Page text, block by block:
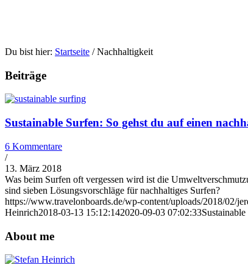
Du bist hier: Startseite / Nachhaltigkeit
Beiträge
Sustainable Surfen: So gehst du auf einen
6 Kommentare
/
13. März 2018
Was beim Surfen oft vergessen wird ist die
sind sieben Lösungsvorschläge für nachhaltiges Surfen?
https://www.travelonboards.de/wp-content/uploads/2018/02/
Heinrich2018-03-13 15:12:142020-09-03 07:02:33
About me